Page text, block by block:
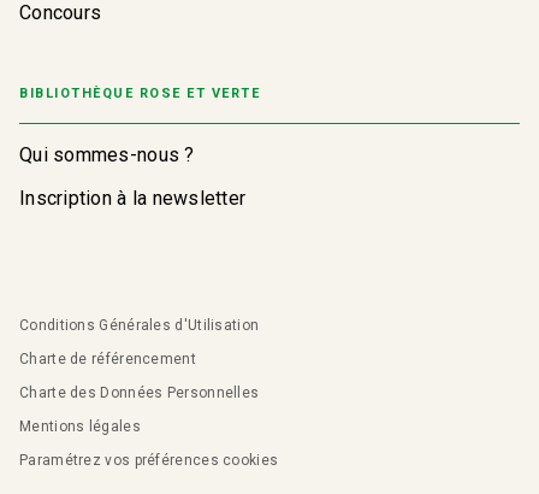
Concours
BIBLIOTHÈQUE ROSE ET VERTE
Qui sommes-nous ?
Inscription à la newsletter
Conditions Générales d'Utilisation
Charte de référencement
Charte des Données Personnelles
Mentions légales
Paramétrez vos préférences cookies